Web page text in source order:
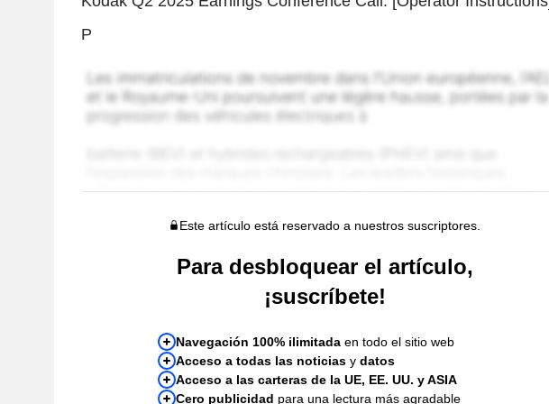
P
Este artículo está reservado a nuestros suscriptores.
Para desbloquear el artículo,
¡suscríbete!
Navegación 100% ilimitada en todo el sitio web
Acceso a todas las noticias ydatos
Acceso a las carteras de la UE, EE. UU. y ASIA
Cero publicidad para una lectura más agradable